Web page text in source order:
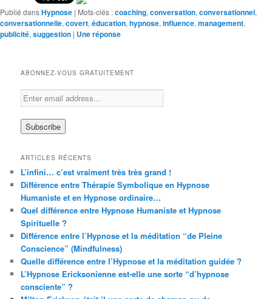
Publié dansHypnose | Mots-clés :coaching, conversation, conversationnel,
conversationnelle, covert, éducation, hypnose, influence, management,
publicité, suggestion | Uneréponse
ABONNEZ-VOUS GRATUITEMENT
ARTICLES RÉCENTS
L’infini… c’est vraiment très très grand !
Différence entre Thérapie Symbolique en Hypnose
Humaniste et en Hypnose ordinaire…
Quel différence entre Hypnose Humaniste et Hypnose
Spirituelle ?
Différence entre l’Hypnose et la méditation “de Pleine
Conscience” (Mindfulness)
Quelle différence entre l’Hypnose et la méditation guidée ?
L’Hypnose Ericksonienne est-elle une sorte “d’hypnose
consciente” ?